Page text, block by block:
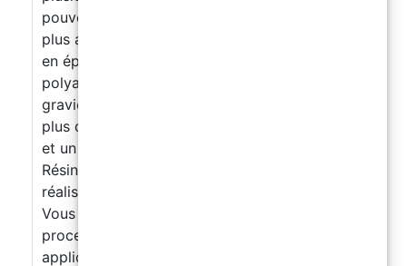
pouvez proposer à vos clients la solution la
plus adaptée à chaque projet : sols décoratifs
en époxy sols professionnels et industriels en
polyaspartique sols drainants extérieurs en
graviers et résine
plus d’opportunités, plus de types de chantiers
et un chiffre d’affaires plus élevé.
Résine époxy décorative Formation dédiée à la
réalisation de sols décoratifs en résine époxy.
Vous apprendrez toutes les étapes du
processus : préparation du support
application de la résine techniques